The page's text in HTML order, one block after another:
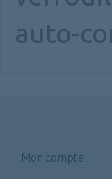
auto-
Mon compte